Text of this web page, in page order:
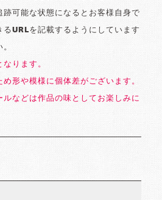
跡可能な状態になるとお客様自身で
るURLを記載するようにしています
ります。
形や模様に個体差がございます。
などは作品の味としてお楽しみに